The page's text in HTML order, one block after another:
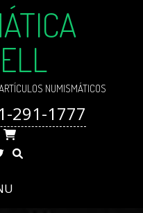
NUMISMÁTICOS
291-1777